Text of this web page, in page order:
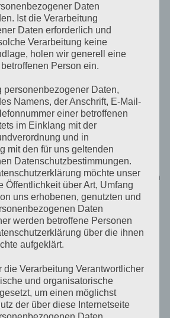
adjustable and remains
voltage, thanks to the automatic
control also guarantees that the
the set value, even when the input
output voltage.
be set to only supply power when
is possible thanks to the
detection. This eliminates the
wiring or add an engine detection
can start. It also prevents the
from getting too low. In addition
BuckBoost can also be forced on
is fully programmed and monitored
App. This also includes remote
Remote (VC-R) when connected
a GX device connection to the
VE.Direct port, monitoring via the
from a PC, Apple computer with
Daten
Ist die Verarbeitung
Daten erforderlich und
Verarbeitung keine
holen wir generell eine
Person ein.
personenbezogener Daten,
Namens, der Anschrift, E-Mail-
einer betroffenen
im Einklang mit der
und in
mit den für uns geltenden
Datenschutzbestimmungen.
möchte unser
Öffentlichkeit über Art, Umfang
uns erhobenen, genutzten und
Daten
werden betroffene Personen
über die ihnen
aufgeklärt.
die Verarbeitung Verantwortlicher
und organisatorische
um einen möglichst
der über diese Internetseite